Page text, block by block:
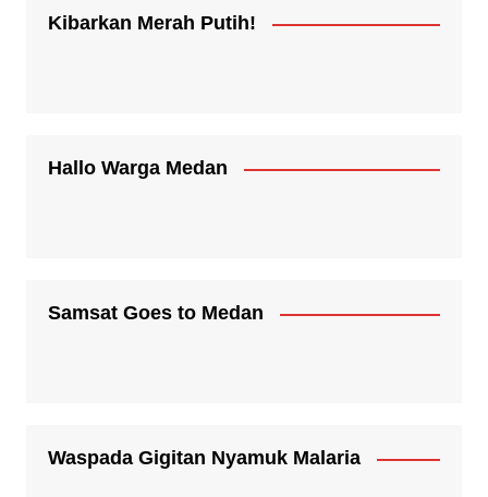
Kibarkan Merah Putih!
Hallo Warga Medan
Samsat Goes to Medan
Waspada Gigitan Nyamuk Malaria